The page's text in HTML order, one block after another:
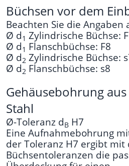
Büchsen vor dem
Beachten Sie die Angaben
Ø d1 Zylindrische Büchse:
Ø d1 Flanschbüchse: F8
Ø d2 Zylindrische Büchse:
Ø d2 Flanschbüchse: s8
Gehäusebohrung aus
Stahl
Ø-Toleranz dB H7
Eine Aufnahmebohrung
der Toleranz H7 ergibt mit
Büchsentoleranzen die